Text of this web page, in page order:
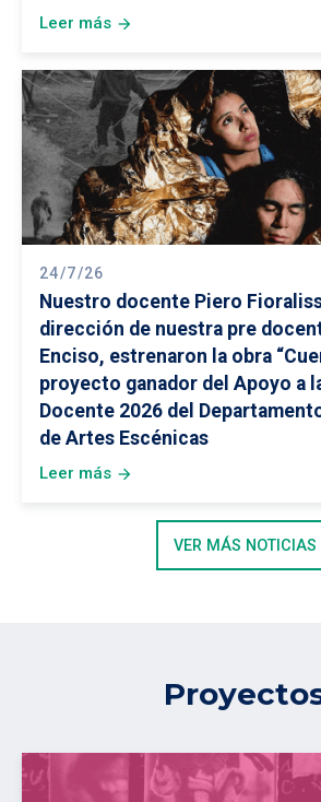
Leer más arrow_forward
24/7/26
Nuestro docente Piero
dirección de nuestra pre
Enciso, estrenaron la obra
proyecto ganador del Apoyo a
Docente 2026 del
de Artes Escénicas
Leer más arrow_forward
VER MÁS NOTICIAS